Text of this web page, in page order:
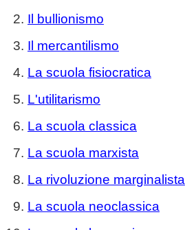
Il bullionismo
Il mercantilismo
La scuola fisiocratica
L'utilitarismo
La scuola classica
La scuola marxista
La rivoluzione marginalista
La scuola neoclassica